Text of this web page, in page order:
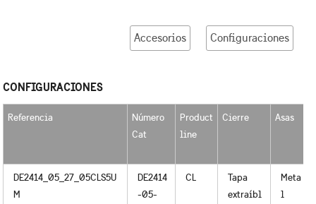
Accesorios Configuraciones
CONFIGURACIONES
Referencia
Número
Cat
Product
line
Cierre Asas
DE2414_05_27_05CLS5U
M
DE2414
-05-
CL
Tapa
extraíbl
Meta
l